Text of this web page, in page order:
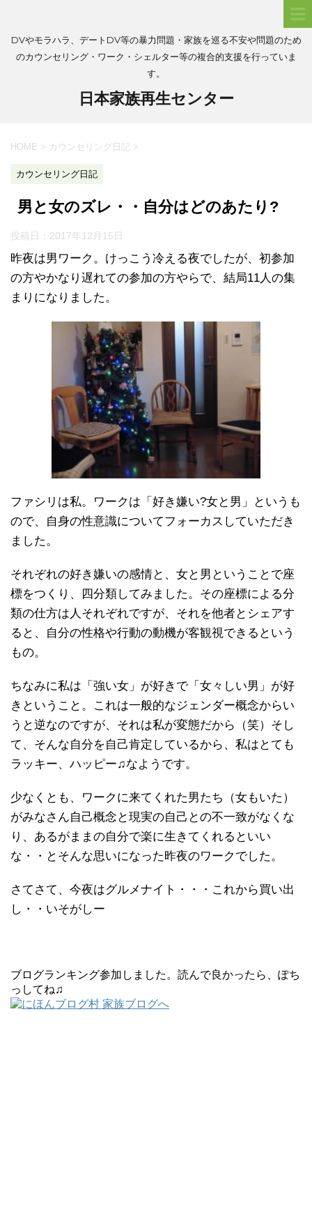
DVやモラハラ、デートDV等の暴力問題・家族を巡る不安や問題のため
のカウンセリング・ワーク・シェルター等の複合的支援を行っていま
す。
日本家族再生センター
HOME > カウンセリング日記 >
カウンセリング日記
男と女のズレ・・自分はどのあたり?
投稿日： 2017年12月15日
昨夜は男ワーク。けっこう冷える夜でしたが、初参加
の方やかなり遅れての参加の方やらで、結局11人の集
まりになりました。
ファシリは私。ワークは「好き嫌い?女と男」というも
ので、自身の性意識についてフォーカスしていただき
ました。
それぞれの好き嫌いの感情と、女と男ということで座
標をつくり、四分類してみました。その座標による分
類の仕方は人それぞれですが、それを他者とシェアす
ると、自分の性格や行動の動機が客観視できるという
もの。
ちなみに私は「強い女」が好きで「女々しい男」が好
きということ。これは一般的なジェンダー概念からい
うと逆なのですが、それは私が変態だから（笑）そし
て、そんな自分を自己肯定しているから、私はとても
ラッキー、ハッピー♫なようです。
少なくとも、ワークに来てくれた男たち（女もいた）
がみなさん自己概念と現実の自己との不一致がなくな
り、あるがままの自分で楽に生きてくれるといい
な・・とそんな思いになった昨夜のワークでした。
さてさて、今夜はグルメナイト・・・これから買い出
し・・いそがしー
ブログランキング参加しました。読んで良かったら、ぽち
っしてね♫